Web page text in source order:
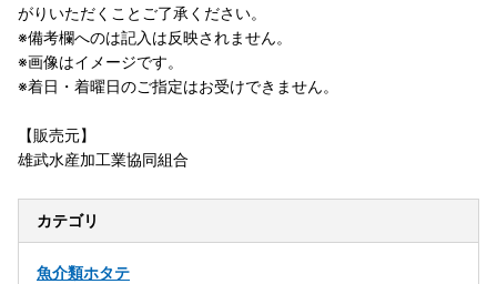
がりいただくことご了承ください。
※備考欄へのは記入は反映されません。
※画像はイメージです。
※着日・着曜日のご指定はお受けできません。
【販売元】
雄武水産加工業協同組合
カテゴリ
魚介類ホタテ